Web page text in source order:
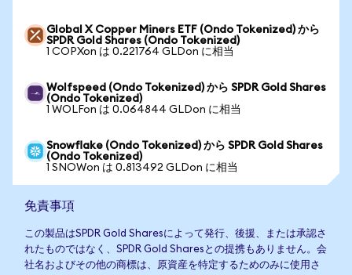
Global X Copper Miners ETF (Ondo Tokenized) から
SPDR Gold Shares (Ondo Tokenized)
1 COPXon は 0.221764 GLDon に相当
Wolfspeed (Ondo Tokenized) から SPDR Gold Shares
(Ondo Tokenized)
1 WOLFon は 0.064844 GLDon に相当
Snowflake (Ondo Tokenized) から SPDR Gold Shares
(Ondo Tokenized)
1 SNOWon は 0.813492 GLDon に相当
免責事項
この製品はSPDR Gold Sharesによって発行、後援、または承認さ
れたものではなく、SPDR Gold Sharesとの提携もありません。会
社名およびその他の商標は、原資産を特定するためのみに使用さ